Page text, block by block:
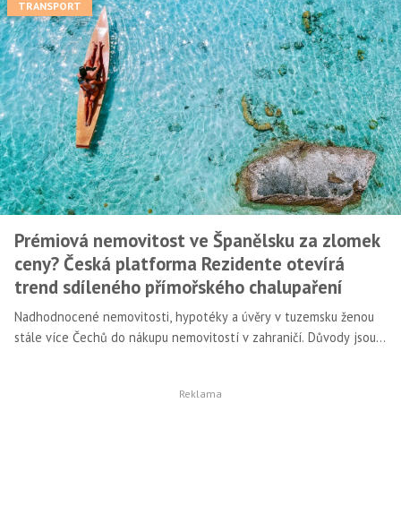
TRANSPORT
Prémiová nemovitost ve Španělsku za zlomek
ceny? Česká platforma Rezidente otevírá
trend sdíleného přímořského chalupaření
Nadhodnocené nemovitosti, hypotéky a úvěry v tuzemsku ženou
stále více Čechů do nákupu nemovitostí v zahraničí. Důvody jsou
Jednoduchou cestu se rozhodl nabídnout český startup Rezidente,